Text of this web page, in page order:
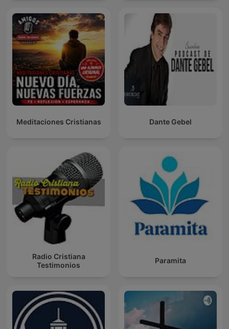
Meditaciones Cristianas Dante Gebel
Radio Cristiana
Testimonios
Paramita